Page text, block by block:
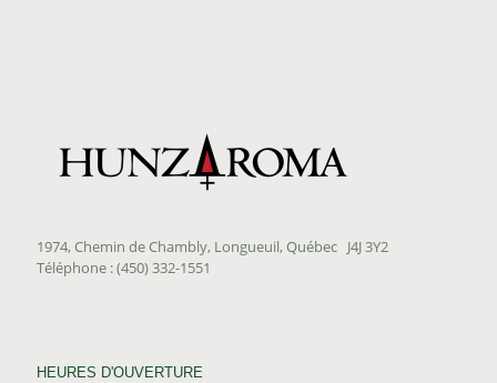
1974, Chemin de Chambly, Longueuil, Québec J4J 3Y2
Téléphone : (450) 332-1551
HEURES D'OUVERTURE